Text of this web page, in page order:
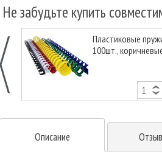
Не забудьте купить
Пластиковые
100шт.,
Описание